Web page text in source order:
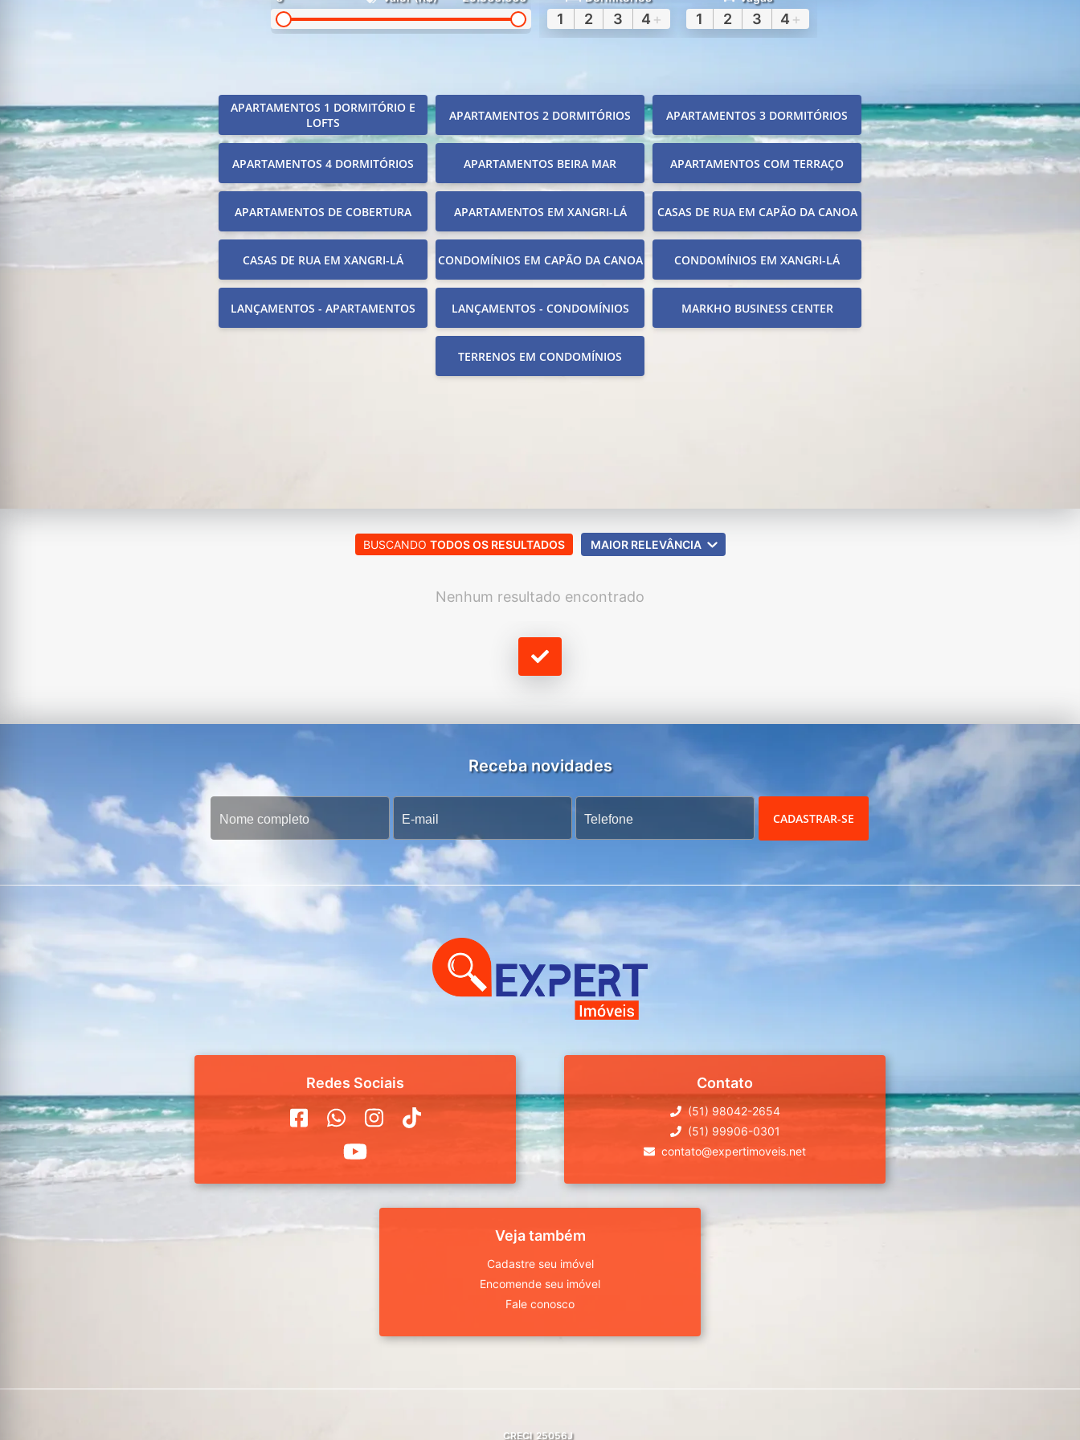
1 2 3 4 + 1 2 3 4 +
APARTAMENTOS 1 DORMITÓRIO E
LOFTS
APARTAMENTOS 2 DORMITÓRIOS APARTAMENTOS 3 DORMITÓRIOS
APARTAMENTOS 4 DORMITÓRIOS APARTAMENTOS BEIRA MAR APARTAMENTOS COM TERRAÇO
APARTAMENTOS DE COBERTURA APARTAMENTOS EM XANGRI-LÁ CASAS DE RUA EM CAPÃO DA CANOA
CASAS DE RUA EM XANGRI-LÁ CONDOMÍNIOS EM CAPÃO DA CANOA CONDOMÍNIOS EM XANGRI-LÁ
LANÇAMENTOS - APARTAMENTOS LANÇAMENTOS - CONDOMÍNIOS MARKHO BUSINESS CENTER
TERRENOS EM CONDOMÍNIOS
BUSCANDO TODOS OS RESULTADOS MAIOR RELEVÂNCIA
Nenhum resultado encontrado
Receba novidades
CADASTRAR-SE
Redes Sociais Contato
(51) 98042-2654
(51) 99906-0301
contato@expertimoveis.net
Veja também
Cadastre seu imóvel
Encomende seu imóvel
Fale conosco
CRECI 25056J